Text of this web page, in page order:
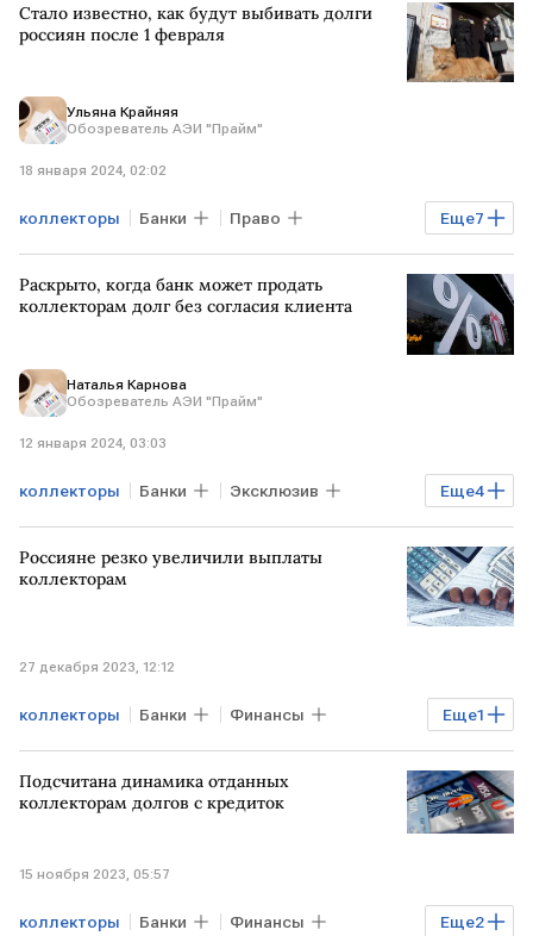
Стало известно, как будут выбивать долги
россиян после 1 февраля
Ульяна Крайняя
Обозреватель АЭИ "Прайм"
18 января 2024, 02:02
Еще7
коллекторы Банки Право
Общество Эксклюзив Финансы
долги Финансовый университет
Раскрыто, когда банк может продать
коллекторам долг без согласия клиента
Наталья Карнова
Обозреватель АЭИ "Прайм"
12 января 2024, 03:03
Еще4
коллекторы Банки Эксклюзив
Финансы долги Роскачество
кредит
Россияне резко увеличили выплаты
коллекторам
27 декабря 2023, 12:12
Еще1
коллекторы Банки Финансы
РОССИЯ
Подсчитана динамика отданных
коллекторам долгов с кредиток
15 ноября 2023, 05:57
Еще2
коллекторы Банки Финансы